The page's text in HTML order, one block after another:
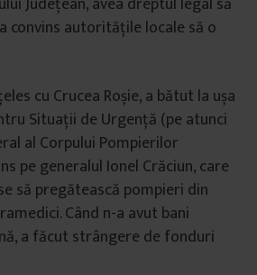
convins autoritățile locale să o
cu Crucea Roșie, a bătut la ușa
Situații de Urgență (pe atunci
al Corpului Pompierilor
pe generalul Ionel Crăciun, care
să pregătească pompieri din
Când n-a avut bani
a făcut strângere de fonduri